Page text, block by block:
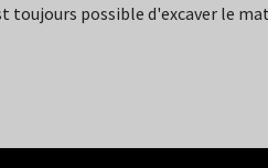
toujours possible d'excaver le